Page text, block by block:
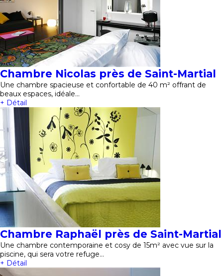
Chambre Nicolas près de Saint-Martial
Une chambre spacieuse et confortable de 40 m² offrant de
beaux espaces, idéale…
+ Détail
Chambre Raphaël près de Saint-Martial
Une chambre contemporaine et cosy de 15m² avec vue sur la
piscine, qui sera votre refuge…
+ Détail